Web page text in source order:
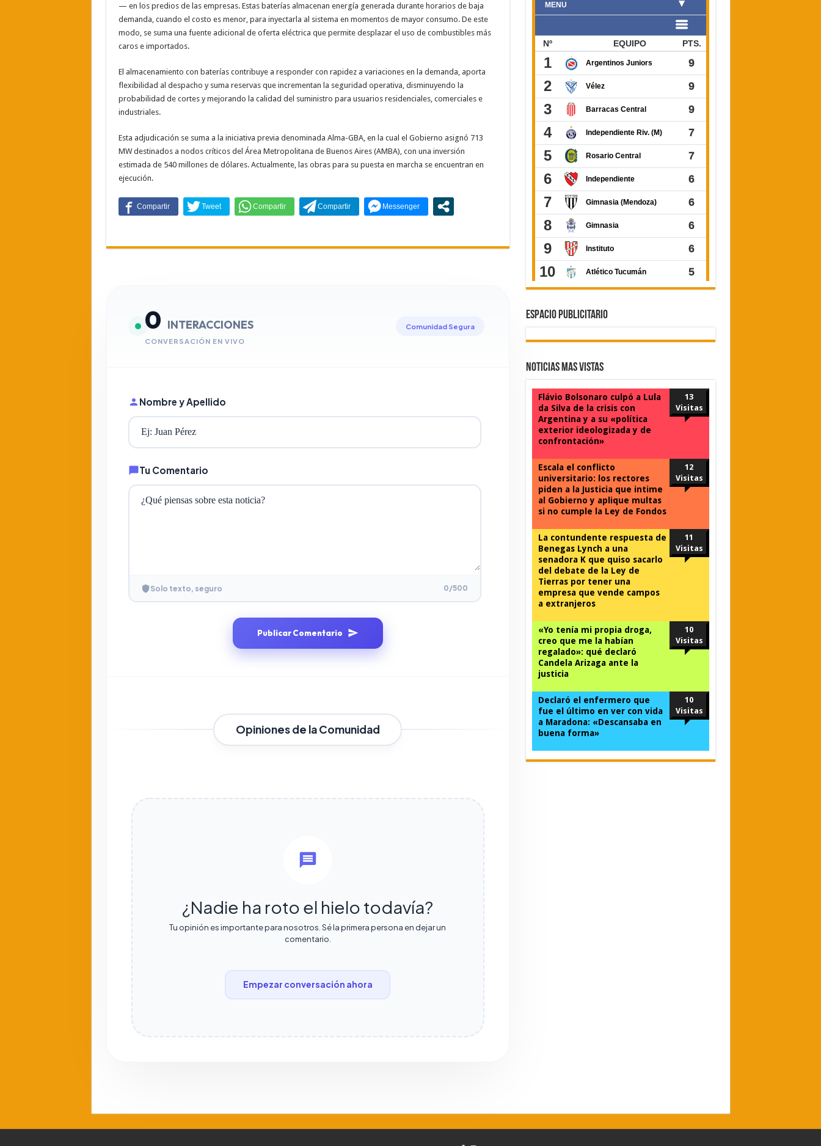
— en los predios de las empresas. Estas baterías almacenan energía generada durante horarios de baja
demanda, cuando el costo es menor, para inyectarla al sistema en momentos de mayor consumo. De este
modo, se suma una fuente adicional de oferta eléctrica que permite desplazar el uso de combustibles más
caros e importados.
El almacenamiento con baterías contribuye a responder con rapidez a variaciones en la demanda, aporta
flexibilidad al despacho y suma reservas que incrementan la seguridad operativa, disminuyendo la
probabilidad de cortes y mejorando la calidad del suministro para usuarios residenciales, comerciales e
industriales.
Esta adjudicación se suma a la iniciativa previa denominada Alma-GBA, en la cual el Gobierno asignó 713
MW destinados a nodos críticos del Área Metropolitana de Buenos Aires (AMBA), con una inversión
estimada de 540 millones de dólares. Actualmente, las obras para su puesta en marcha se encuentran en
ejecución.
0 INTERACCIONES
CONVERSACIÓN EN VIVO
Comunidad Segura
Nombre y Apellido
Tu Comentario
Solo texto, seguro 0/500
Publicar Comentario
Opiniones de la Comunidad
¿Nadie ha roto el hielo todavía?
Tu opinión es importante para nosotros. Sé la primera persona en dejar un
comentario.
Empezar conversación ahora
ESPACIO PUBLICITARIO
Noticias Mas Vistas
Flávio Bolsonaro culpó a Lula
da Silva de la crisis con
Argentina y a su «política
exterior ideologizada y de
confrontación»
13
Visitas
Escala el conflicto
universitario: los rectores
piden a la Justicia que intime
al Gobierno y aplique multas
si no cumple la Ley de Fondos
12
Visitas
La contundente respuesta de
Benegas Lynch a una
senadora K que quiso sacarlo
del debate de la Ley de
Tierras por tener una
empresa que vende campos
a extranjeros
11
Visitas
«Yo tenía mi propia droga,
creo que me la habían
regalado»: qué declaró
Candela Arizaga ante la
justicia
10
Visitas
Declaró el enfermero que
fue el último en ver con vida
a Maradona: «Descansaba en
buena forma»
10
Visitas